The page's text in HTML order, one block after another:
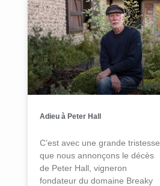
Adieu à Peter Hall
C’est avec une grande tristesse
que nous annonçons le décès
de Peter Hall, vigneron
fondateur du domaine Breaky